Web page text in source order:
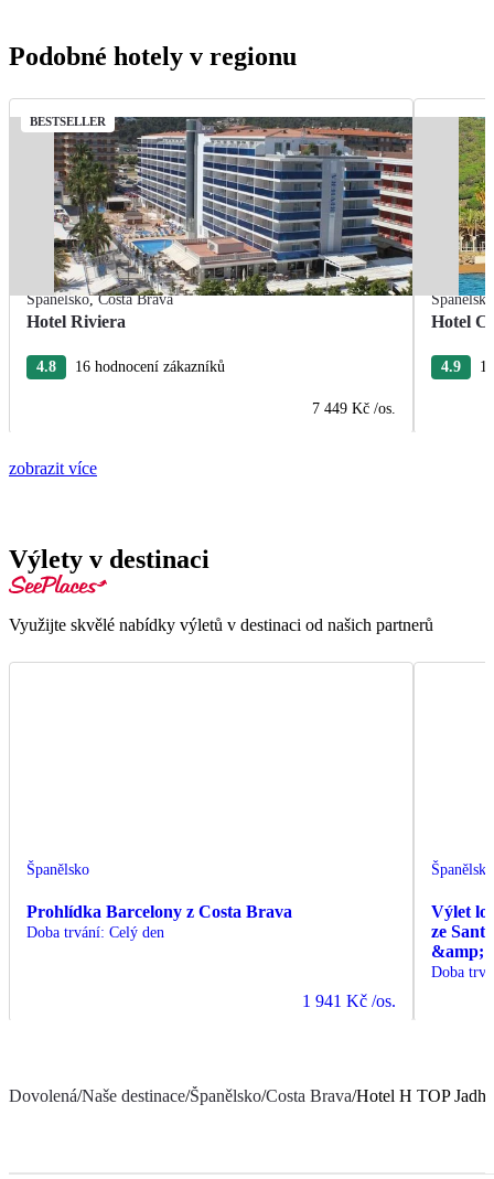
Podobné hotely v regionu
BESTSELLER
Španělsko,Costa Brava
Hotel Riviera
4.8 16 hodnocení zákazníků
7 449 Kč /os.
Španělsko
Hotel
4.9
zobrazit více
Výlety v destinaci
Využijte skvělé nabídky výletů v destinaci od našich partnerů
Španělsko
Prohlídka Barcelony z Costa Brava
Doba trvání: Celý den
1 941 Kč /os.
Španělsko
Výlet
ze
&amp;
Doba
Dovolená/Naše destinace/Španělsko/Costa Brava/Hotel H TOP Jadhe